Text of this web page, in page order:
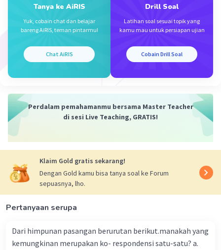
= 5H/10R - 2(H+3)/10R
= 5H/10R - (2H+6)/10R
= (3H-6)/10R
Beri Rating (0 Balas
Tanya ke AiRIS
Yuk, cobain chat dan belajar
bareng AiRIS, teman pintarmu!
Chat AiRIS
Drill Soal
Latihan soal sesuai topik yang
kamu mau untuk persiapan ujian
Cobain Drill Soal
Perdalam pemahamanmu bersama Master Teacher
di sesi Live Teaching, GRATIS!
Klaim Gold gratis sekarang!
Dengan Gold kamu bisa tanya soal ke Forum
sepuasnya, lho.
Pertanyaan serupa
Dari himpunan pasangan berurutan berikut.manakah yang
kemungkinan merupakan ko- respondensi satu-satu? a.